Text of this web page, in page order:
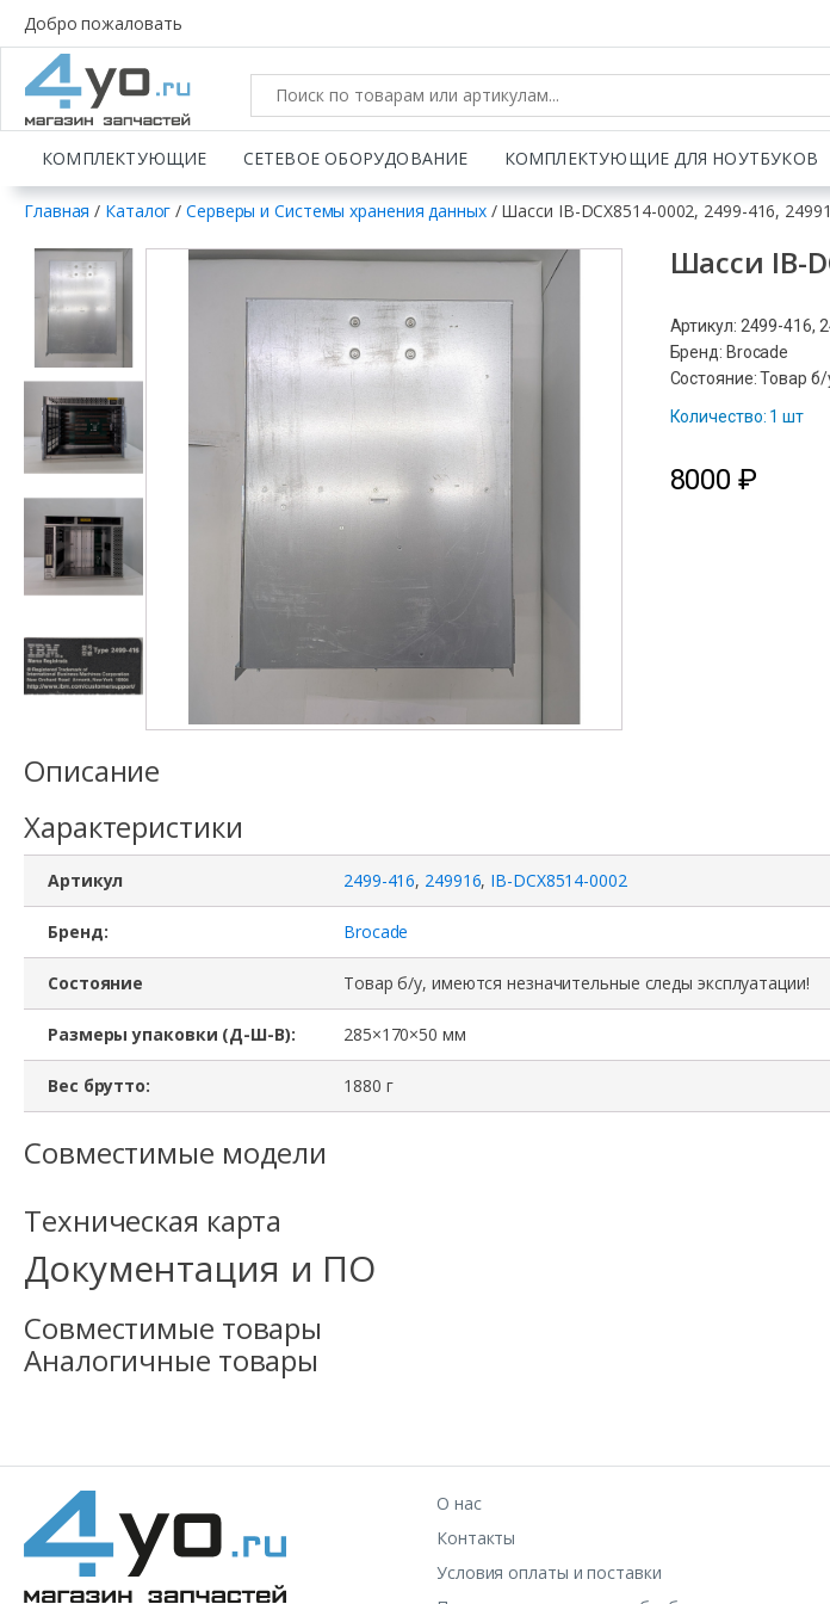
Добро пожаловать
КОМПЛЕКТУЮЩИЕ СЕТЕВОЕ ОБОРУДОВАНИЕ КОМПЛЕКТУЮЩИЕ ДЛЯ НОУТБУКОВ
Главная / Каталог /Серверы и Системы хранения данных/ Шасси IB-DCX8514-0002, 2499-416,
Шасси IB-
Артикул: 2499-416,
Бренд: Brocade
Состояние: Товар
Количество: 1 шт
8000₽
Описание
Характеристики
Артикул 2499-416, 249916, IB-DCX8514-0002
Бренд: Brocade
Состояние Товар б/у, имеются незначительные следы эксплуатации!
Размеры упаковки (Д-Ш-В): 285×170×50 мм
Вес брутто: 1880 г
Совместимые модели
Техническая карта
Документация и ПО
Совместимые товары
Аналогичные товары
О нас
Контакты
Условия оплаты и поставки